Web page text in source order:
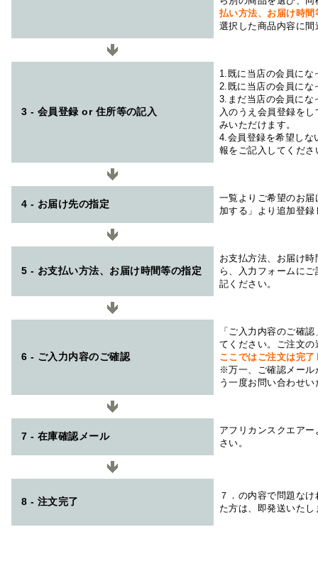
払い方法、お届け時
選択した商品内容に
3 - 会員登録 or 住所等の記入
1.既に当店の会員にな
2.既に当店の会員にな
3.まだ当店の会員にな
入のうえ会員登録を
みいただけます。
4.会員登録を希望しな
報をご記入してくださ
4 - お届け先の指定
一覧よりご希望のお
加する」より追加登
5 - お支払い方法、お届け時間等の指定
お支払方法、お届け
ら、入力フォームに
記ください。
6 - ご入力内容のご確認
「ご入力内容のご確
てください。ご注文
ここではご注文は完
※万一、ご確認メール
う一度お問い合わせ
7 - 在庫確認メール
アフリカンスクエアー
さい。
8 - 注文完了
７．の内容で問題な
た方は、即発送いたし